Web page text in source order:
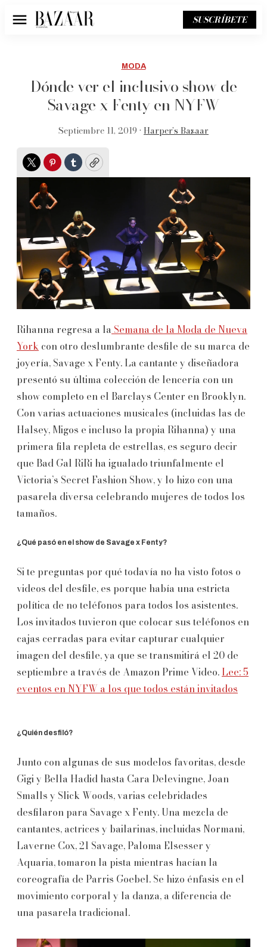
Menú SUSCRÍBETE
MODA
Dónde ver el inclusivo show de
Savage x Fenty en NYFW
Septiembre 11, 2019 • Harper’s Bazaar
TwitterPinterest
TumblrCopy
Rihanna regresa a la Semana de la Moda de Nueva
York con otro deslumbrante desfile de su marca de
joyería, Savage x Fenty. La cantante y diseñadora
presentó su última colección de lencería con un
show completo en el Barclays Center en Brooklyn.
Con varias actuaciones musicales (incluidas las de
Halsey, Migos e incluso la propia Rihanna) y una
primera fila repleta de estrellas, es seguro decir
que Bad Gal RiRi ha igualado triunfalmente el
Victoria’s Secret Fashion Show, y lo hizo con una
pasarela diversa celebrando mujeres de todos los
tamaños.
¿Qué pasó en el show de Savage x Fenty?
Si te preguntas por qué todavía no ha visto fotos o
videos del desfile, es porque había una estricta
política de no teléfonos para todos los asistentes.
Los invitados tuvieron que colocar sus teléfonos en
cajas cerradas para evitar capturar cualquier
imagen del desfile, ya que se transmitirá el 20 de
septiembre a través de Amazon Prime Video. Lee: 5
eventos en NYFW a los que todos están invitados
¿Quién desfiló?
Junto con algunas de sus modelos favoritas, desde
Gigi y Bella Hadid hasta Cara Delevingne, Joan
Smalls y Slick Woods, varias celebridades
desfilaron para Savage x Fenty. Una mezcla de
cantantes, actrices y bailarinas, incluidas Normani,
Laverne Cox, 21 Savage, Paloma Elsesser y
Aquaria, tomaron la pista mientras hacían la
coreografía de Parris Goebel. Se hizo énfasis en el
movimiento corporal y la danza, a diferencia de
una pasarela tradicional.